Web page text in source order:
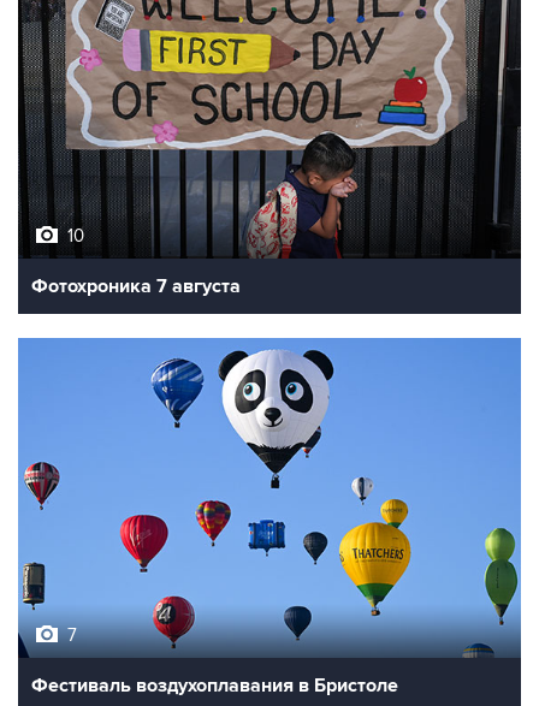
10
Фотохроника 7 августа
7
Фестиваль воздухоплавания в Бристоле